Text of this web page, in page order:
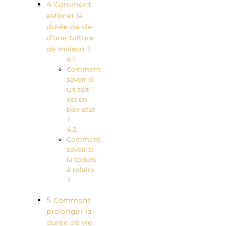
Comment
estimer la
durée de vie
d’une toiture
de maison ?
Comment
savoir si
un toit
est en
bon état
?
Comment
savoir si
la toiture
à refaire
?
Comment
prolonger la
durée de vie